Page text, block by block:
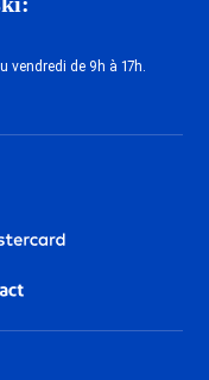
Blanc
de 9h à 17h.